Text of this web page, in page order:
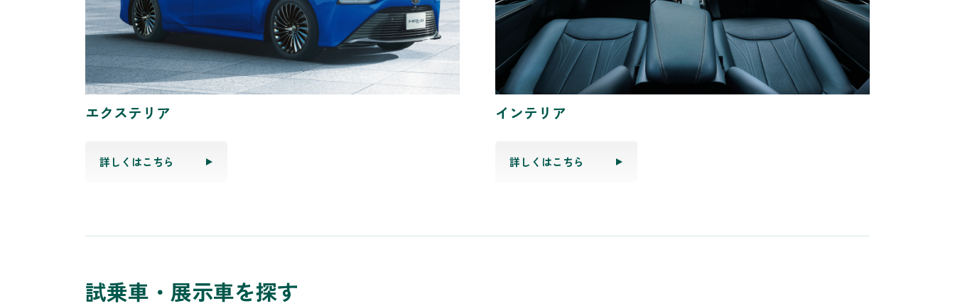
エクステリア
詳しくはこちら
インテリア
詳しくはこちら
試乗車・展示車を探す